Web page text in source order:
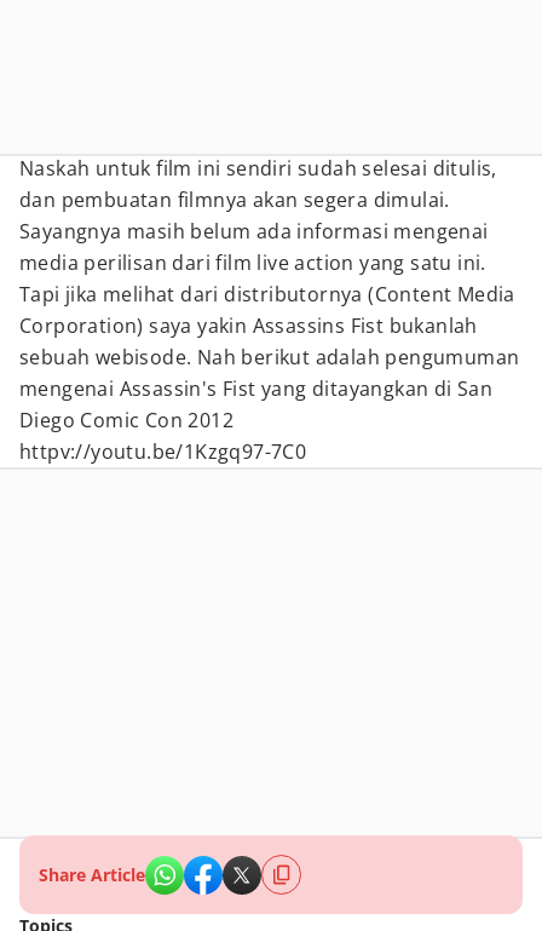
Naskah untuk film ini sendiri sudah selesai ditulis,
dan pembuatan filmnya akan segera dimulai.
Sayangnya masih belum ada informasi mengenai
media perilisan dari film live action yang satu ini.
Tapi jika melihat dari distributornya (Content Media
Corporation) saya yakin Assassins Fist bukanlah
sebuah webisode. Nah berikut adalah pengumuman
mengenai Assassin's Fist yang ditayangkan di San
Diego Comic Con 2012
httpv://youtu.be/1Kzgq97-7C0
Share Article
Topics